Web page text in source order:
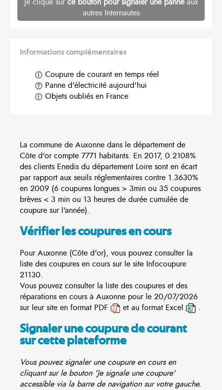
autres Internautes
Informations complémentaires
Coupure de courant en temps réel
Panne d'électricité aujourd'hui
Objets oubliés en France
La commune de Auxonne dans le département de
Côte d'or compte 7771 habitants. En 2017, 0.2108%
des clients Enedis du département Loire sont en écart
par rapport aux seuils réglementaires contre 1.3630%
en 2009 (6 coupures longues > 3min ou 35 coupures
brèves < 3 min ou 13 heures de durée cumulée de
coupure sur l'année).
Vérifier les coupures en cours
Pour Auxonne (Côte d'or), vous pouvez consulter la
liste des coupures en cours sur le site Infocoupure
21130.
Vous pouvez consulter la liste des coupures et des
réparations en cours à Auxonne pour le 20/07/2026
sur leur site en format PDF
et au format Excel .
Signaler une coupure de courant
sur cette plateforme
Vous pouvez signaler une coupure en cours en
cliquant sur le bouton 'Je signale une coupure'
accessible via la barre de navigation sur votre gauche.